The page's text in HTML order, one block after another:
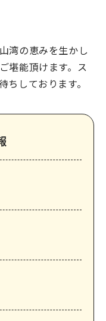
湾の恵みを生かし
堪能頂けます。ス
ちしております。